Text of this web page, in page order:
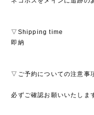
▽Shipping time
即納
▽ご予約についての注意事
必ずご確認お願いいたしま